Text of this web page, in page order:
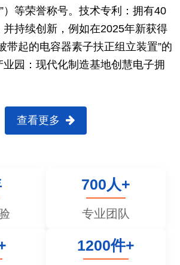
）等荣誉称号。技术专利：拥有40
持续创新，例如在2025年新获得
带起的电容器素子扶正组立装置”的
业园：现代化制造基地创慧电子拥
查看更多
700人+
专业团队
1200件+